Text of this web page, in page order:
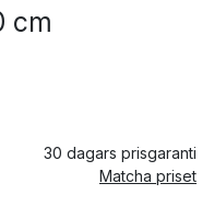
cm
30 dagars prisgaranti
Matcha priset